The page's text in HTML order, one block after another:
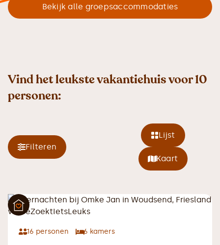
Bekijk alle groepsaccommodaties
Vind het leukste vakantiehuis voor 10
personen:
Filteren
Lijst
Kaart
16 personen 6 kamers